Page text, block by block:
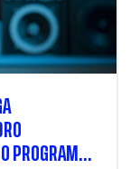
PROGRAMA